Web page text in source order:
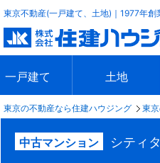
東京不動産(一戸建て、土地)｜1977年創
一戸建て
エリアで探す
沿線で探す
新築一戸建て
中古一戸建て
本日の新着物件
今週の新着物件
土地
エリアで探す
沿線で探す
本日の新着物
今週の新着物
東京の不動産なら住建ハウジング 東
中古マンション シティ